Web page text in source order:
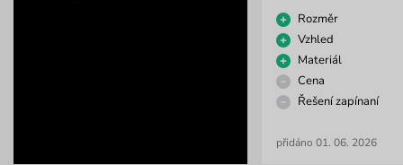
Rozměr
Vzhled
Materiál
Cena
Řešení zapínaní
přidáno 01. 06. 2026